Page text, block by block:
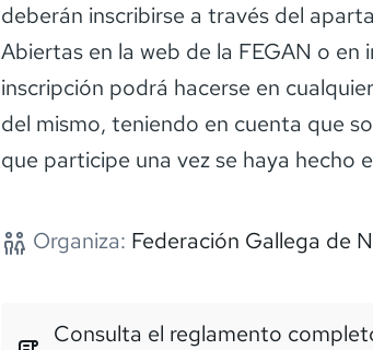
deberán inscribirse a través del
Abiertas en la web de la FEGAN o en
inscripción podrá hacerse en
del mismo, teniendo en cuenta que
que participe una vez se haya hecho
Organiza: Federación Gallega de
Consulta el reglamento